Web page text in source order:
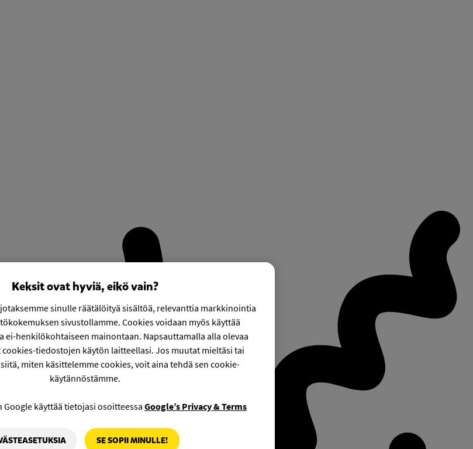
Keksit ovat hyviä, eikö vain?
sinulle räätälöityä sisältöä, relevanttia markkinointia
sivustollamme. Cookies voidaan myös käyttää
ei-henkilökohtaiseen mainontaan. Napsauttamalla alla olevaa
tiedostojen käytön laitteellasi. Jos muutat mieltäsi tai
miten käsittelemme cookies, voit aina tehdä sen cookie-
käytännöstämme.
Google käyttää tietojasi osoitteessaGoogle’s Privacy & Terms
SE SOPII MINULLE!